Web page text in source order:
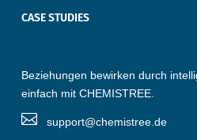
CASE STUDIES
Beziehungen bewirken durch
einfach mit CHEMISTREE.
‎ ‎ ‎ support@chemistree.de